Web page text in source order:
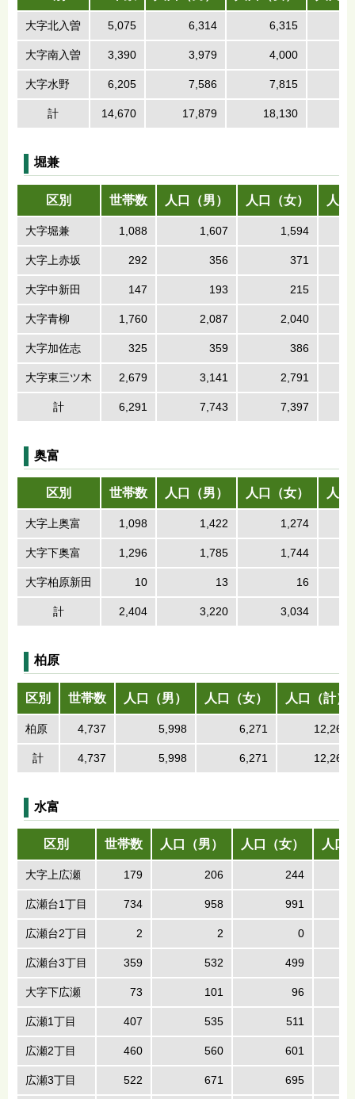
大字北入曽 5,075 6,314 6,315
大字南入曽 3,390 3,979 4,000
大字水野 6,205 7,586 7,815
計 14,670 17,879 18,130
堀兼
区別 世帯数 人口（男） 人口（女） 人
大字堀兼 1,088 1,607 1,594
大字上赤坂 292 356 371
大字中新田 147 193 215
大字青柳 1,760 2,087 2,040
大字加佐志 325 359 386
大字東三ツ木 2,679 3,141 2,791
計 6,291 7,743 7,397
奥富
区別 世帯数 人口（男） 人口（女） 人
大字上奥富 1,098 1,422 1,274
大字下奥富 1,296 1,785 1,744
大字柏原新田 10 13 16
計 2,404 3,220 3,034
柏原
区別 世帯数 人口（男） 人口（女） 人口（計）
柏原 4,737 5,998 6,271 12,269
計 4,737 5,998 6,271 12,269
水富
区別 世帯数 人口（男） 人口（女） 人口
大字上広瀬 179 206 244
広瀬台1丁目 734 958 991
広瀬台2丁目 2 2 0
広瀬台3丁目 359 532 499
大字下広瀬 73 101 96
広瀬1丁目 407 535 511
広瀬2丁目 460 560 601
広瀬3丁目 522 671 695